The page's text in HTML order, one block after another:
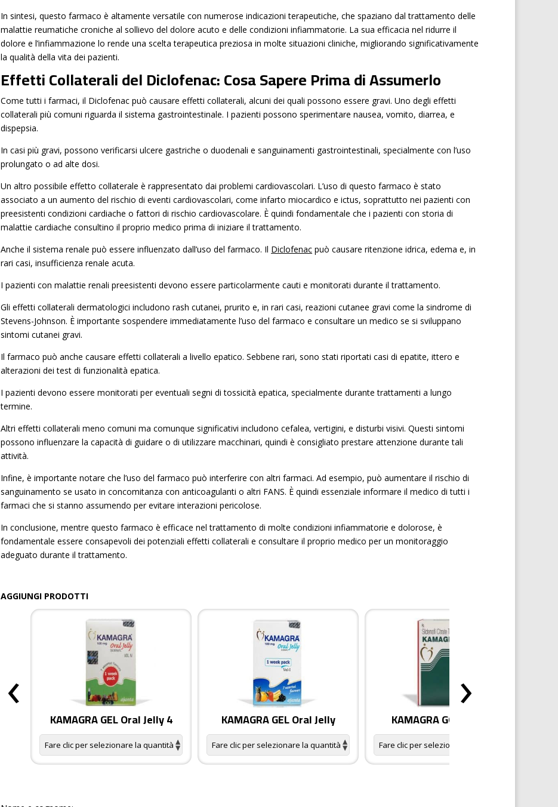
In sintesi, questo farmaco è altamente versatile con numerose indicazioni terapeutiche, che spaziano dal trattamento delle
malattie reumatiche croniche al sollievo del dolore acuto e delle condizioni infiammatorie. La sua efficacia nel ridurre il
dolore e l’infiammazione lo rende una scelta terapeutica preziosa in molte situazioni cliniche, migliorando significativamente
la qualità della vita dei pazienti.
Effetti Collaterali del Diclofenac: Cosa Sapere Prima di Assumerlo
Come tutti i farmaci, il Diclofenac può causare effetti collaterali, alcuni dei quali possono essere gravi. Uno degli effetti
collaterali più comuni riguarda il sistema gastrointestinale. I pazienti possono sperimentare nausea, vomito, diarrea, e
dispepsia.
In casi più gravi, possono verificarsi ulcere gastriche o duodenali e sanguinamenti gastrointestinali, specialmente con l’uso
prolungato o ad alte dosi.
Un altro possibile effetto collaterale è rappresentato dai problemi cardiovascolari. L’uso di questo farmaco è stato
associato a un aumento del rischio di eventi cardiovascolari, come infarto miocardico e ictus, soprattutto nei pazienti con
preesistenti condizioni cardiache o fattori di rischio cardiovascolare. È quindi fondamentale che i pazienti con storia di
malattie cardiache consultino il proprio medico prima di iniziare il trattamento.
Anche il sistema renale può essere influenzato dall’uso del farmaco. Il Diclofenac può causare ritenzione idrica, edema e, in
rari casi, insufficienza renale acuta.
I pazienti con malattie renali preesistenti devono essere particolarmente cauti e monitorati durante il trattamento.
Gli effetti collaterali dermatologici includono rash cutanei, prurito e, in rari casi, reazioni cutanee gravi come la sindrome di
Stevens-Johnson. È importante sospendere immediatamente l’uso del farmaco e consultare un medico se si sviluppano
sintomi cutanei gravi.
Il farmaco può anche causare effetti collaterali a livello epatico. Sebbene rari, sono stati riportati casi di epatite, ittero e
alterazioni dei test di funzionalità epatica.
I pazienti devono essere monitorati per eventuali segni di tossicità epatica, specialmente durante trattamenti a lungo
termine.
Altri effetti collaterali meno comuni ma comunque significativi includono cefalea, vertigini, e disturbi visivi. Questi sintomi
possono influenzare la capacità di guidare o di utilizzare macchinari, quindi è consigliato prestare attenzione durante tali
attività.
Infine, è importante notare che l’uso del farmaco può interferire con altri farmaci. Ad esempio, può aumentare il rischio di
sanguinamento se usato in concomitanza con anticoagulanti o altri FANS. È quindi essenziale informare il medico di tutti i
farmaci che si stanno assumendo per evitare interazioni pericolose.
In conclusione, mentre questo farmaco è efficace nel trattamento di molte condizioni infiammatorie e dolorose, è
fondamentale essere consapevoli dei potenziali effetti collaterali e consultare il proprio medico per un monitoraggio
adeguato durante il trattamento.
AGGIUNGI PRODOTTI
KAMAGRA GEL Oral Jelly 4 KAMAGRA GEL Oral Jelly KAMAGRA GOLD pillole
‹ ›